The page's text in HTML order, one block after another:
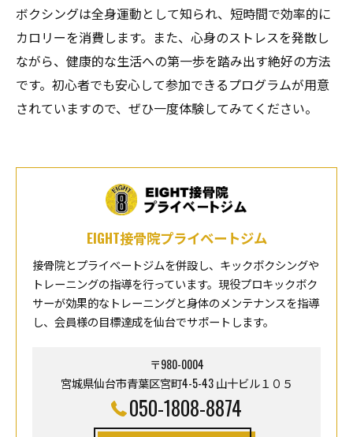
ボクシングは全身運動として知られ、短時間で効率的に
カロリーを消費します。また、心身のストレスを発散し
ながら、健康的な生活への第一歩を踏み出す絶好の方法
です。初心者でも安心して参加できるプログラムが用意
されていますので、ぜひ一度体験してみてください。
EIGHT接骨院プライベートジム
接骨院とプライベートジムを併設し、キックボクシングや
トレーニングの指導を行っています。現役プロキックボク
サーが効果的なトレーニングと身体のメンテナンスを指導
し、会員様の目標達成を仙台でサポートします。
〒980-0004
宮城県仙台市青葉区宮町4-5-43 山十ビル１０５
050-1808-8874